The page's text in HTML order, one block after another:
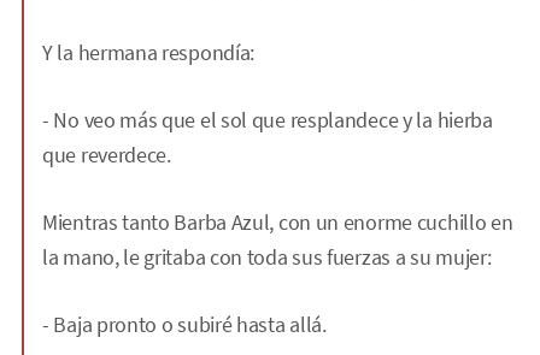
Y la hermana respondía:
- No veo más que el sol que resplandece y la hierba
que reverdece.
Mientras tanto Barba Azul, con un enorme cuchillo en
la mano, le gritaba con toda sus fuerzas a su mujer:
- Baja pronto o subiré hasta allá.